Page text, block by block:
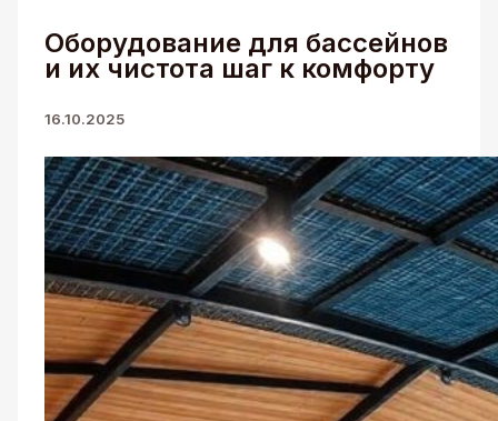
Оборудование для бассейнов
и их чистота шаг к комфорту
16.10.2025